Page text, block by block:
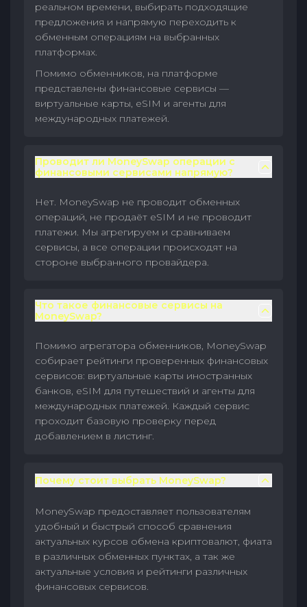
реальном времени, выбирать подходящие
предложения и напрямую переходить к
обменным операциям на выбранных
платформах.
Помимо обменников, на платформе
представлены финансовые сервисы —
виртуальные карты, eSIM и агенты для
международных платежей.
Проводит ли MoneySwap операции с
финансовыми сервисами напрямую?
Нет. MoneySwap не проводит обменных
операций, не продаёт eSIM и не проводит
платежи. Мы агрегируем и сравниваем
сервисы, а все операции происходят на
стороне выбранного провайдера.
Что такое финансовые сервисы на
MoneySwap?
Помимо агрегатора обменников, MoneySwap
собирает рейтинги проверенных финансовых
сервисов: виртуальные карты иностранных
банков, eSIM для путешествий и агенты для
международных платежей. Каждый сервис
проходит базовую проверку перед
добавлением в листинг.
Почему стоит выбрать MoneySwap?
MoneySwap предоставляет пользователям
удобный и быстрый способ сравнения
актуальных курсов обмена криптовалют, фиата
в различных обменных пунктах, а так же
актуальные условия и рейтинги различных
финансовых сервисов.